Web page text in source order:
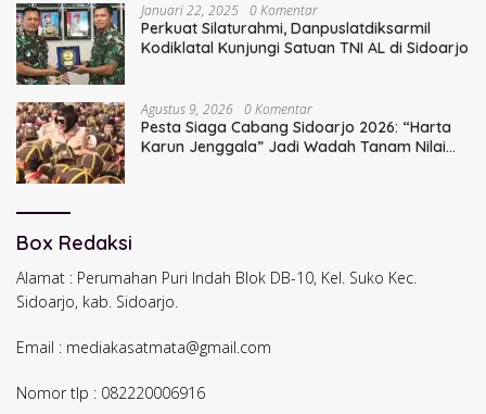
Januari 22, 2025 0 Komentar
Perkuat Silaturahmi, Danpuslatdiksarmil
Kodiklatal Kunjungi Satuan TNI AL di Sidoarjo
Agustus 9, 2026 0 Komentar
Pesta Siaga Cabang Sidoarjo 2026: “Harta
Karun Jenggala” Jadi Wadah Tanam Nilai
Box Redaksi
Alamat : Perumahan Puri Indah Blok DB-10, Kel. Suko Kec.
Sidoarjo, kab. Sidoarjo.
Email : mediakasatmata@gmail.com
Nomor tlp : 082220006916